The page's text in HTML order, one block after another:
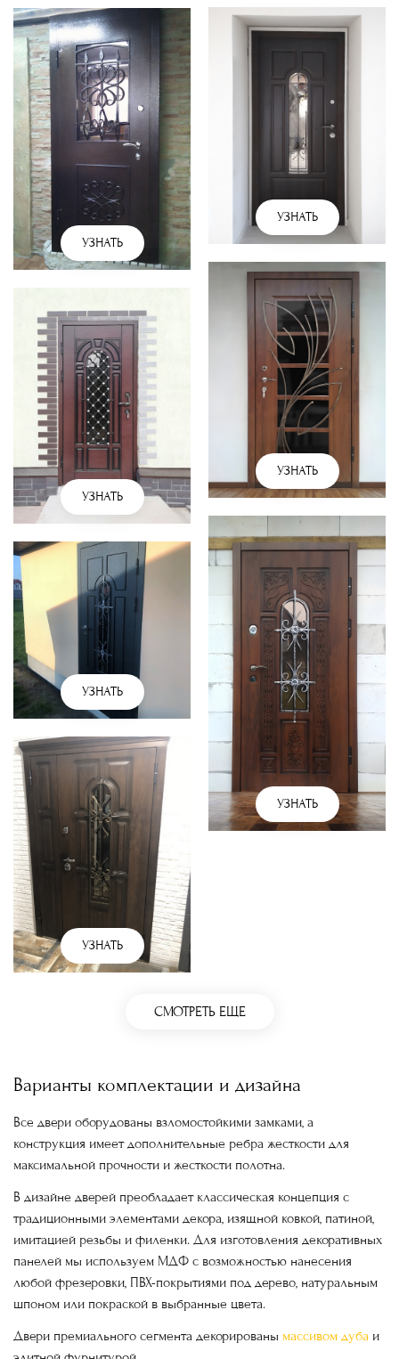
УЗНАТЬ
УЗНАТЬ
УЗНАТЬ
УЗНАТЬ
УЗНАТЬ
УЗНАТЬ
УЗНАТЬ
СМОТРЕТЬ ЕЩЕ
Варианты комплектации и дизайна
Все двери оборудованы взломостойкими замками, а
конструкция имеет дополнительные ребра жесткости для
максимальной прочности и жесткости полотна.
В дизайне дверей преобладает классическая концепция с
традиционными элементами декора, изящной ковкой, патиной,
имитацией резьбы и филенки. Для изготовления декоративных
панелей мы используем МДФ с возможностью нанесения
любой фрезеровки, ПВХ-покрытиями под дерево, натуральным
шпоном или покраской в выбранные цвета.
Двери премиального сегмента декорированы массивом дуба и